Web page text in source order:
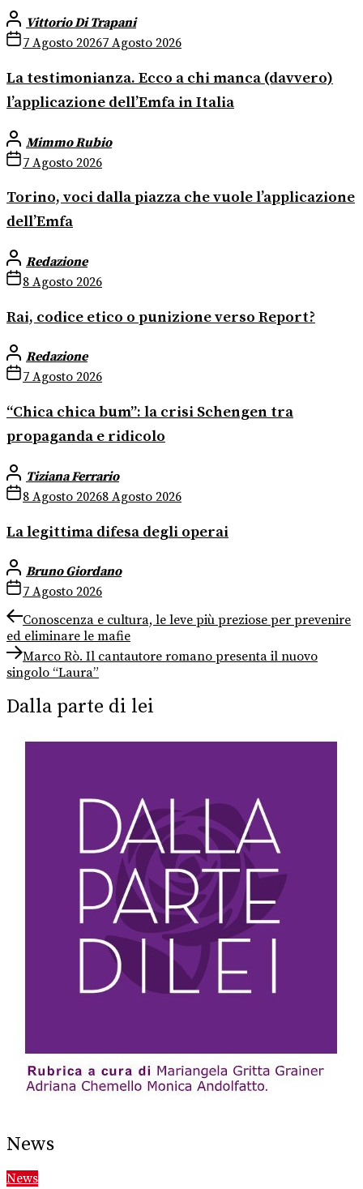
Vittorio Di Trapani
7 Agosto 20267 Agosto 2026
La testimonianza. Ecco a chi manca (davvero)
l’applicazione dell’Emfa in Italia
Mimmo Rubio
7 Agosto 2026
Torino, voci dalla piazza che vuole l’applicazione
dell’Emfa
Redazione
8 Agosto 2026
Rai, codice etico o punizione verso Report?
Redazione
7 Agosto 2026
“Chica chica bum”: la crisi Schengen tra
propaganda e ridicolo
Tiziana Ferrario
8 Agosto 20268 Agosto 2026
La legittima difesa degli operai
Bruno Giordano
7 Agosto 2026
Navigazione
articoli
Previous
post:
Conoscenza e cultura, le leve più preziose per prevenire
ed eliminare le mafie
Next
post:
Marco Rò. Il cantautore romano presenta il nuovo
singolo “Laura”
Dalla parte di lei
News
News